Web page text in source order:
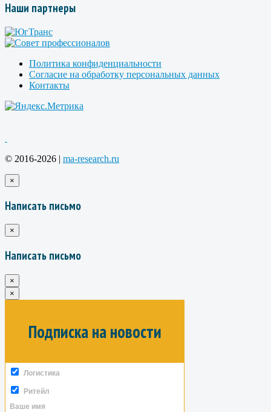
Наши партнеры
Политика конфиденциальности
Согласие на обработку персональных данных
Контакты
© 2016-2026 | ma-research.ru
×
Написать письмо
×
Написать письмо
×
×
Подписка на новости
Логистика
Ритейл
Ваше имя